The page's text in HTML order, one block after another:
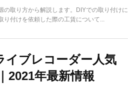
の取り方から解説します。DIYでの取り付けに
り付けを依頼した際の工賃について...
イブレコーダー人気
2021年最新情報